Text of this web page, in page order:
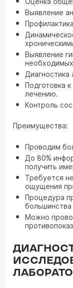
Выявление
Выявление
Диагностика
Подготовка
лечению.
Контроль
Преимущества:
Проводим
До 80%
получить
Требуется
ощущения
Процедура
большинства
Можно